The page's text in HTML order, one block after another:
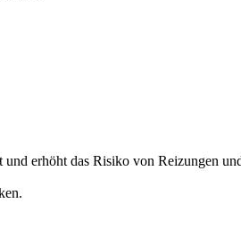
erhöht das Risiko von Reizungen